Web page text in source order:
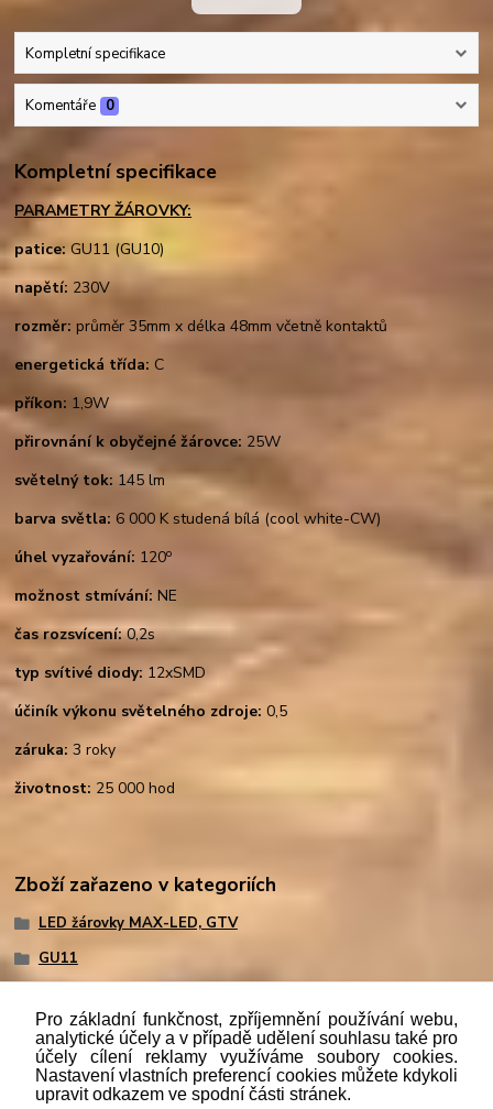
Kompletní specifikace
Komentáře 0
Kompletní specifikace
PARAMETRY ŽÁROVKY:
patice: GU11 (GU10)
napětí: 230V
rozměr: průměr 35mm x délka 48mm včetně kontaktů
energetická třída: C
příkon: 1,9W
přirovnání k obyčejné žárovce: 25W
světelný tok: 145 lm
barva světla: 6 000 K studená bílá (cool white-CW)
úhel vyzařování: 120o
možnost stmívání: NE
čas rozsvícení:0,2s
typ svítivé diody: 12xSMD
účiník výkonu světelného zdroje: 0,5
záruka: 3 roky
životnost: 25 000 hod
Zboží zařazeno v kategoriích
LED žárovky MAX-LED, GTV
GU11
Podlezákona č. 112/mmmmm2016 Sb. o evidenci tržeb je
prodávající povinen vystavit kupujícímu účtenku. Zároveň je
Pro základní funkčnost, zpříjemnění používání webu,
analytické účely a v případě udělení souhlasu také pro
účely cílení reklamy využíváme soubory cookies.
Nastavení vlastních preferencí cookies můžete kdykoli
upravit odkazem ve spodní části stránek.